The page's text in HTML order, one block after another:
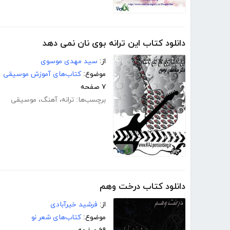
دانلود کتاب این ترانه بوی نان نمی دهد
از: سید مهدی موسوی
موضوع: کتاب‌های آموزش موسیقی
۷ صفحه
برچسب‌ها: ترانه، آهنگ، موسیقی
دانلود کتاب درخت وهم
از: فرشید خیرآبادی
موضوع: کتاب‌های شعر نو